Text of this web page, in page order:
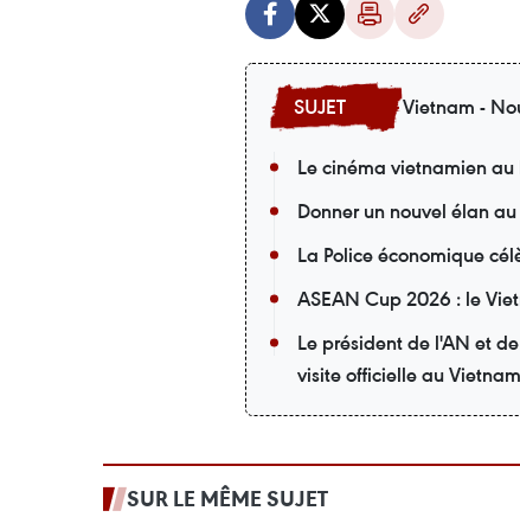
Vietnam -
Le cinéma vietnamien au
Donner un nouvel élan
La Police économique
ASEAN Cup 2026 : le
Le président de l'AN et
visite officielle au Vietnam
SUR LE MÊME SUJET